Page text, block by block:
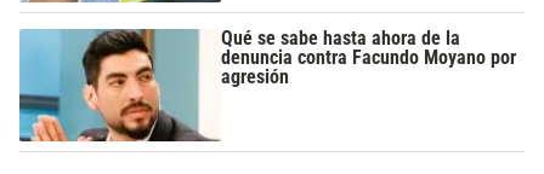
Qué se sabe hasta ahora de la
denuncia contra Facundo Moyano por
agresión